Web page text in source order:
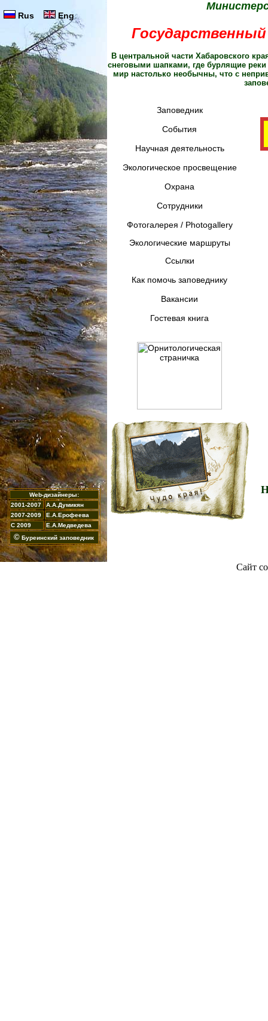
Rus Eng
В центральной части Хабаровского
снеговыми шапками, где бурлящие
мир настолько необычны, что с
Заповедник
События
Научная деятельность
Экологическое просвещение
Охрана
Сотрудники
Фотогалерея / Photogallery
Экологические маршруты
Ссылки
Как помочь заповеднику
Вакансии
Гостевая книга
Web-дизайнеры:
2001-2007
А.А.Думикян
2007-2009
Е.А.Ерофеева
С 2009
Е.А.Медведева
© Буреинский заповедник
Сайт